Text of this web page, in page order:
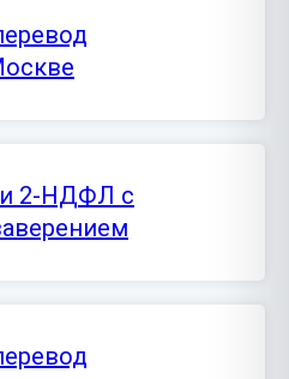
2-НДФЛ с